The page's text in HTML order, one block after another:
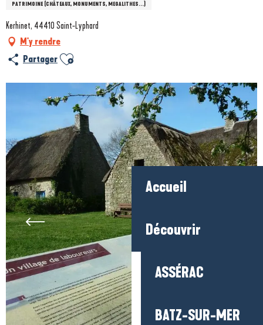
Accueil
Découvrir
ASSÉRAC
BATZ-SUR-MER
PATRIMOINE (CHÂTEAUX, MONUMENTS, MEGALITHES...)
Kerhinet, 44410 Saint-Lyphard
M'y rendre
Partager Ajouter aux favoris